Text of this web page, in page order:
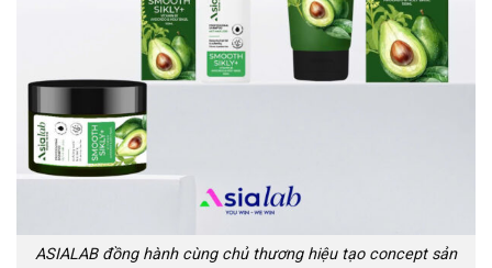
ASIALAB đồng hành cùng chủ thương hiệu tạo concept sản